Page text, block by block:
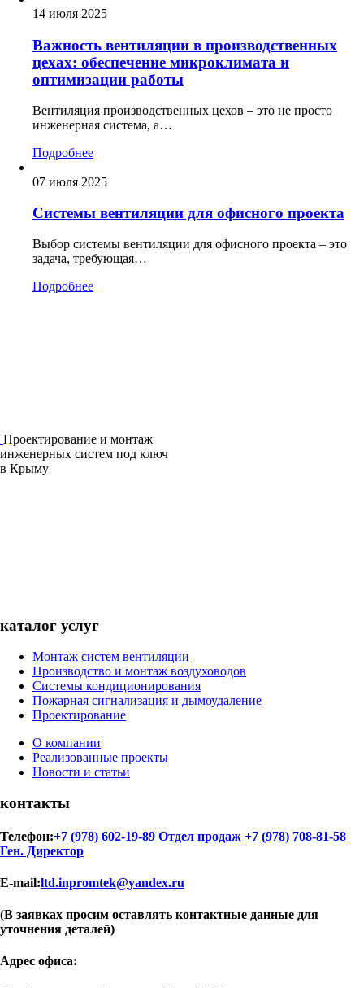
14 июля 2025
Важность вентиляции в производственных
цехах: обеспечение микроклимата и
оптимизации работы
Вентиляция производственных цехов – это не просто
инженерная система, а…
Подробнее
07 июля 2025
Системы вентиляции для офисного проекта
Выбор системы вентиляции для офисного проекта – это
задача, требующая…
Подробнее
Проектирование и монтаж
инженерных систем под ключ
в Крыму
каталог услуг
Монтаж систем вентиляции
Производство и монтаж воздуховодов
Системы кондиционирования
Пожарная сигнализация и дымоудаление
Проектирование
О компании
Реализованные проекты
Новости и статьи
контакты
Телефон:+7 (978) 602-19-89 Отдел продаж +7 (978) 708-81-58
Ген. Директор
E-mail:ltd.inpromtek@yandex.ru
(В заявках просим оставлять контактные данные для
уточнения деталей)
Адрес офиса: